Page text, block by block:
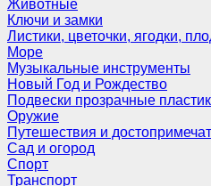
Животные
Ключи и замки
Листики, цветочки, ягодки,
Море
Музыкальные инструменты
Новый Год и Рождество
Подвески прозрачные
Оружие
Путешествия и
Сад и огород
Спорт
Транспорт